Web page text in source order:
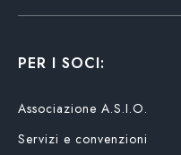
PER I SOCI:
Associazione A.S.I.O.
Servizi e convenzioni